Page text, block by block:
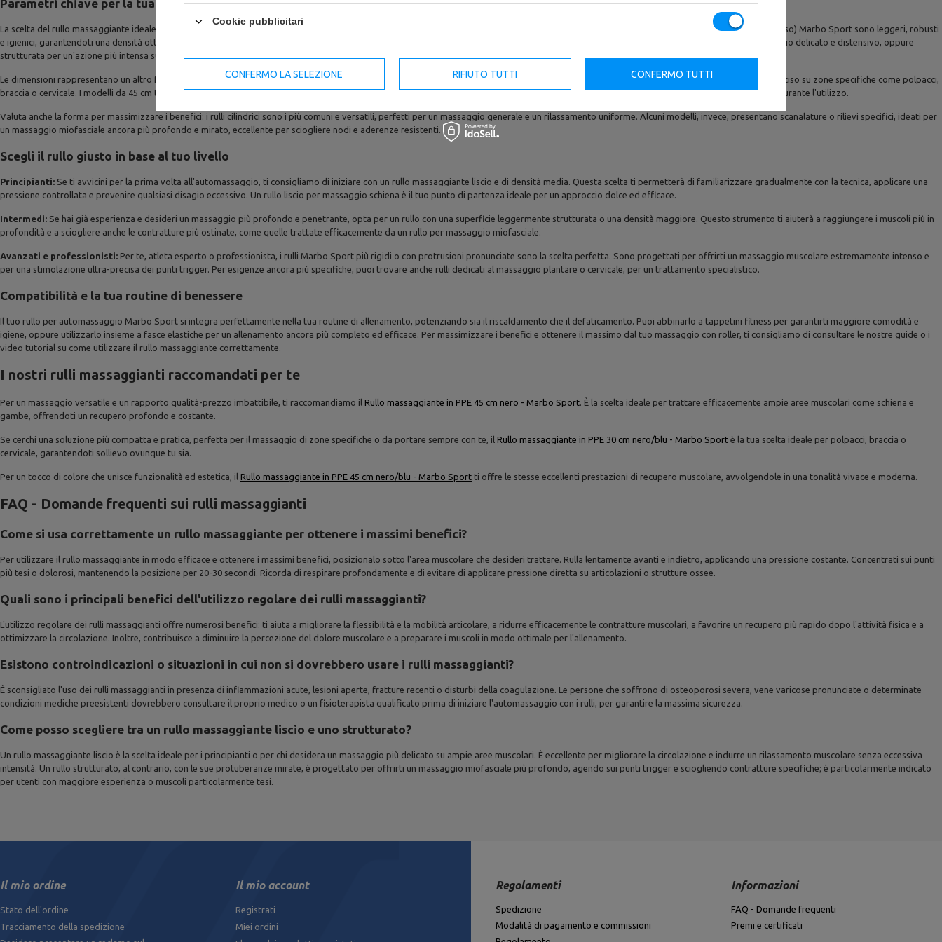
Parametri chiave per la tua scelta
La scelta del rullo massaggiante ideale dipende unicamente dalle tue esigenze specifiche. Ti consigliamo di considerare attentamente materiale e densità: i nostri rulli in PPE (polipropilene espanso) Marbo Sport sono leggeri, robusti
e igienici, garantendoti una densità ottimale per un massaggio profondo ed efficace, senza risultare eccessivamente rigidi. La superficie, a seconda del modello, può essere liscia per un massaggio delicato e distensivo, oppure
strutturata per un'azione più intensa sui punti trigger e per sciogliere le contratture più profonde.
Le dimensioni rappresentano un altro fattore cruciale per l'efficacia del tuo automassaggio. I rulli da 30 cm sono più compatti e maneggevoli, ideali da portare in viaggio o per un massaggio preciso su zone specifiche come polpacci,
braccia o cervicale. I modelli da 45 cm ti offrono una superficie d'appoggio più ampia, perfetta per trattare aree estese come la schiena o le gambe, assicurandoti maggiore stabilità e comfort durante l'utilizzo.
Valuta anche la forma per massimizzare i benefici: i rulli cilindrici sono i più comuni e versatili, perfetti per un massaggio generale e un rilassamento uniforme. Alcuni modelli, invece, presentano scanalature o rilievi specifici, ideati per
un massaggio miofasciale ancora più profondo e mirato, eccellente per sciogliere nodi e aderenze resistenti.
Scegli il rullo giusto in base al tuo livello
Principianti: Se ti avvicini per la prima volta all'automassaggio, ti consigliamo di iniziare con un rullo massaggiante liscio e di densità media. Questa scelta ti permetterà di familiarizzare gradualmente con la tecnica, applicare una
pressione controllata e prevenire qualsiasi disagio eccessivo. Un rullo liscio per massaggio schiena è il tuo punto di partenza ideale per un approccio dolce ed efficace.
Intermedi: Se hai già esperienza e desideri un massaggio più profondo e penetrante, opta per un rullo con una superficie leggermente strutturata o una densità maggiore. Questo strumento ti aiuterà a raggiungere i muscoli più in
profondità e a sciogliere anche le contratture più ostinate, come quelle trattate efficacemente da un rullo per massaggio miofasciale.
Avanzati e professionisti: Per te, atleta esperto o professionista, i rulli Marbo Sport più rigidi o con protrusioni pronunciate sono la scelta perfetta. Sono progettati per offrirti un massaggio muscolare estremamente intenso e
per una stimolazione ultra-precisa dei punti trigger. Per esigenze ancora più specifiche, puoi trovare anche rulli dedicati al massaggio plantare o cervicale, per un trattamento specialistico.
Compatibilità e la tua routine di benessere
Il tuo rullo per automassaggio Marbo Sport si integra perfettamente nella tua routine di allenamento, potenziando sia il riscaldamento che il defaticamento. Puoi abbinarlo a tappetini fitness per garantirti maggiore comodità e
igiene, oppure utilizzarlo insieme a fasce elastiche per un allenamento ancora più completo ed efficace. Per massimizzare i benefici e ottenere il massimo dal tuo massaggio con roller, ti consigliamo di consultare le nostre guide o i
video tutorial su come utilizzare il rullo massaggiante correttamente.
I nostri rulli massaggianti raccomandati per te
Per un massaggio versatile e un rapporto qualità-prezzo imbattibile, ti raccomandiamo il Rullo massaggiante in PPE 45 cm nero - Marbo Sport. È la scelta ideale per trattare efficacemente ampie aree muscolari come schiena e
gambe, offrendoti un recupero profondo e costante.
Se cerchi una soluzione più compatta e pratica, perfetta per il massaggio di zone specifiche o da portare sempre con te, il Rullo massaggiante in PPE 30 cm nero/blu - Marbo Sport è la tua scelta ideale per polpacci, braccia o
cervicale, garantendoti sollievo ovunque tu sia.
Per un tocco di colore che unisce funzionalità ed estetica, il Rullo massaggiante in PPE 45 cm nero/blu - Marbo Sport ti offre le stesse eccellenti prestazioni di recupero muscolare, avvolgendole in una tonalità vivace e moderna.
FAQ - Domande frequenti sui rulli massaggianti
Come si usa correttamente un rullo massaggiante per ottenere i massimi benefici?
Per utilizzare il rullo massaggiante in modo efficace e ottenere i massimi benefici, posizionalo sotto l'area muscolare che desideri trattare. Rulla lentamente avanti e indietro, applicando una pressione costante. Concentrati sui punti
più tesi o dolorosi, mantenendo la posizione per 20-30 secondi. Ricorda di respirare profondamente e di evitare di applicare pressione diretta su articolazioni o strutture ossee.
Quali sono i principali benefici dell'utilizzo regolare dei rulli massaggianti?
L'utilizzo regolare dei rulli massaggianti offre numerosi benefici: ti aiuta a migliorare la flessibilità e la mobilità articolare, a ridurre efficacemente le contratture muscolari, a favorire un recupero più rapido dopo l'attività fisica e a
ottimizzare la circolazione. Inoltre, contribuisce a diminuire la percezione del dolore muscolare e a preparare i muscoli in modo ottimale per l'allenamento.
Esistono controindicazioni o situazioni in cui non si dovrebbero usare i rulli massaggianti?
È sconsigliato l'uso dei rulli massaggianti in presenza di infiammazioni acute, lesioni aperte, fratture recenti o disturbi della coagulazione. Le persone che soffrono di osteoporosi severa, vene varicose pronunciate o determinate
condizioni mediche preesistenti dovrebbero consultare il proprio medico o un fisioterapista qualificato prima di iniziare l'automassaggio con i rulli, per garantire la massima sicurezza.
Come posso scegliere tra un rullo massaggiante liscio e uno strutturato?
Un rullo massaggiante liscio è la scelta ideale per i principianti o per chi desidera un massaggio più delicato su ampie aree muscolari. È eccellente per migliorare la circolazione e indurre un rilassamento muscolare senza eccessiva
intensità. Un rullo strutturato, al contrario, con le sue protuberanze mirate, è progettato per offrirti un massaggio miofasciale più profondo, agendo sui punti trigger e sciogliendo contratture specifiche; è particolarmente indicato
per utenti con maggiore esperienza o muscoli particolarmente tesi.
Il mio ordine
Stato dell'ordine
Tracciamento della spedizione
Il mio account
Registrati
Miei ordini
Regolamenti
Spedizione
Modalità di pagamento e commissioni
Informazioni
FAQ - Domande frequenti
Premi e certificati
Cookie pubblicitari
CONFERMO LA SELEZIONE RIFIUTO TUTTI CONFERMO TUTTI